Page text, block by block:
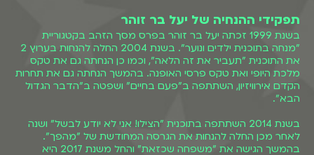
תפקידי ההנחיה של יעל בר זוהר
בשנת 1999 זכתה יעל בר זוהר בפרס מסך הזהב בקטגוריית
"מנחה בתוכנית ילדים ונוער". בשנת 2004 החלה להנחות בערוץ 2
את התוכנית "תעביר את זה הלאה", וכמו כן הנחתה גם את טקס
מלכת היופי ואת טקס פרסי האופנה. בהמשך הנחתה גם את תחרות
הקדם אירוויזיון, השתתפה ב"פעם בחיים" ושפטה ב"הדבר הגדול
הבא".
בשנת 2014 השתתפה בתוכנית "הצילו! אני לא יודע לבשל" ושנה
לאחר מכן החלה להנחות את הגרסה המחודשת של "מהפך".
בהמשך הגישה את "משפחה שכזאת" והחל משנת 2017 היא